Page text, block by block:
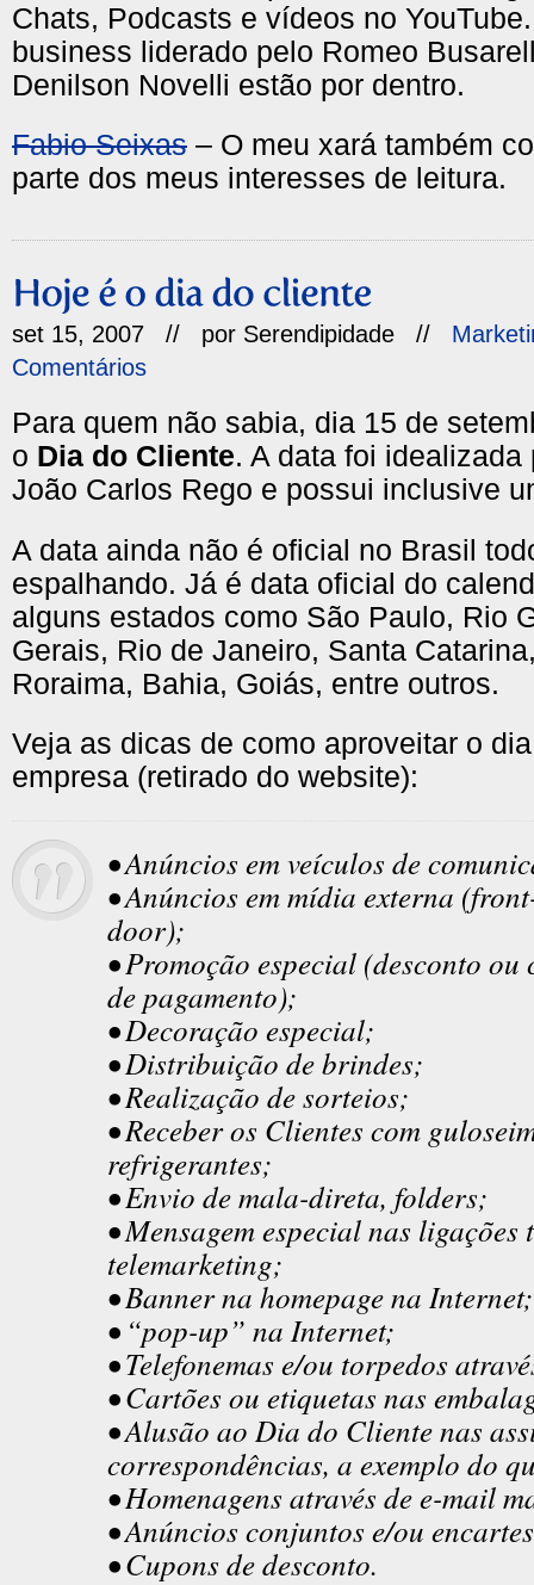
Chats, Podcasts e vídeos no
business liderado pelo Romeo
Denilson Novelli estão por dentro.
Fabio Seixas – O meu xará também
parte dos meus interesses de leitura.
set 15, 2007 // por Serendipidade //
Comentários
Para quem não sabia, dia 15 de
o Dia do Cliente. A data foi idealizada
João Carlos Rego e possui inclusive
A data ainda não é oficial no Brasil
espalhando. Já é data oficial do
alguns estados como São Paulo, Rio
Gerais, Rio de Janeiro, Santa
Roraima, Bahia, Goiás, entre outros.
Veja as dicas de como aproveitar o
empresa (retirado do website):
• Anúncios em veículos de
• Anúncios em mídia externa
door);
• Promoção especial (desconto
de pagamento);
• Decoração especial;
• Distribuição de brindes;
• Realização de sorteios;
• Receber os Clientes com
refrigerantes;
• Envio de mala-direta, folders;
• Mensagem especial nas
telemarketing;
• Banner na homepage na Internet;
• “pop-up” na Internet;
• Telefonemas e/ou torpedos
• Cartões ou etiquetas nas
• Alusão ao Dia do Cliente nas
correspondências, a exemplo do
• Homenagens através de e-mail
• Anúncios conjuntos e/ou
• Cupons de desconto.